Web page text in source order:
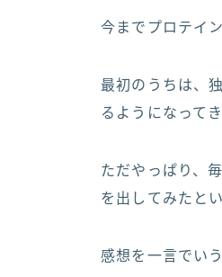
今までプロテイン
最初のうちは、
るようになって
ただやっぱり、
を出してみたと
感想を一言でい